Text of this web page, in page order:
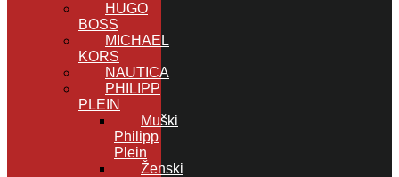
HUGO
BOSS
MICHAEL
KORS
NAUTICA
PHILIPP
PLEIN
Muški
Philipp
Plein
Ženski